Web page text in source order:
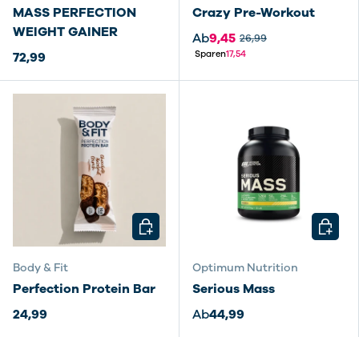
MASS PERFECTION
WEIGHT GAINER
72,99
Crazy Pre-Workout
Ab9,45 26,99
Sparen17,54
Body & Fit
Perfection Protein Bar
24,99
OPTIONEN AUSWÄHLEN
Optimum Nutrition
Serious Mass
Ab44,99